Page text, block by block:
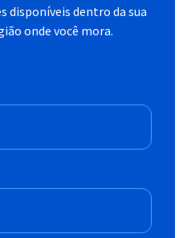
disponíveis dentro da sua
onde você mora.